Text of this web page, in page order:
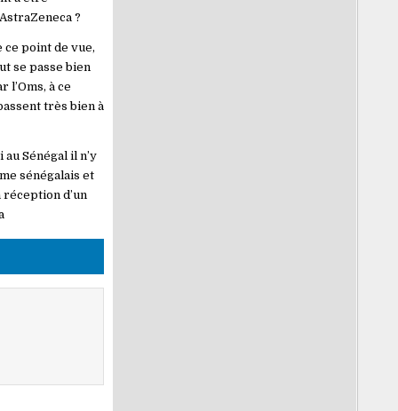
?
point de vue,
se passe bien
à ce
très bien à
Sénégal il n’y
sénégalais et
d’un